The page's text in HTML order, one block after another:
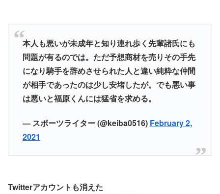
本人も悪いが未成年と知り連れ歩く先輩諸氏にも
問題が有るのでは。ただ予想商材を売りその手先
になり騎手を辞めさせられた人と違い純粋な仲間
が相手であったのは少し安堵したが。でも悪い事
は悪いと福原くんには猛省を求める。
— スポーツライター (@keiba0516) February 2,
2021
Twitterアカウントも消えた